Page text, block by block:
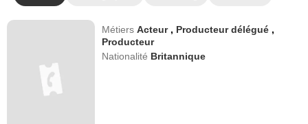
MétiersActeur , Producteur délégué ,
Producteur
Nationalité Britannique